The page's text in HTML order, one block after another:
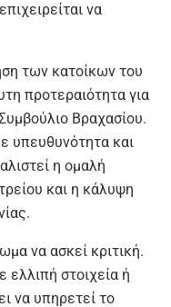
να
των κατοίκων του
προτεραιότητα για
Βραχασίου.
υπευθυνότητα και
η ομαλή
και η κάλυψη
να ασκεί κριτική.
ελλιπή στοιχεία ή
να υπηρετεί το